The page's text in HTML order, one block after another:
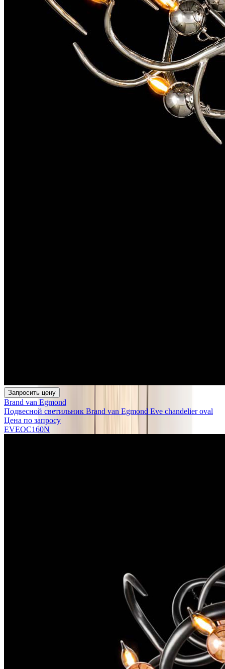
Запросить цену
Brand van Egmond
Подвесной светильник Brand van Egmond Eve chandelier oval
Цена по запросу
EVEOC160N